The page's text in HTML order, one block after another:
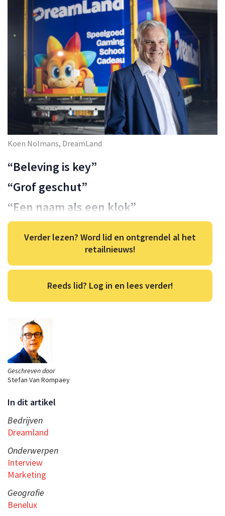
Geschreven door
Stefan Van Rompaey
In dit artikel
Bedrijven
Dreamland
Onderwerpen
Interview
Marketing
Geografie
Benelux
Koen Nolmans, DreamLand
“Beleving is key”
“Grof geschut”
“Een naam als een klok”
Verder lezen? Word lid en ontgrendel al het
retailnieuws!
Reeds lid? Log in en lees verder!